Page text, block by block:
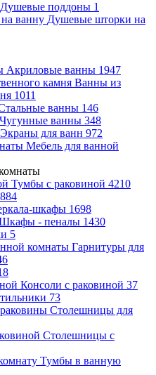
Душевые поддоны 1
Душевые шторки на
Акриловые ванны 1947
Ванны из
1011
ванны 146
Чугунные ванны 348
Экраны для ванн 972
Мебель для ванной
Тумбы с раковиной 4210
шкафы 1698
- пеналы 1430
5
Гарнитуры для
Консоли с раковиной 37
73
Столешницы для
Столешницы с
Тумбы в ванную